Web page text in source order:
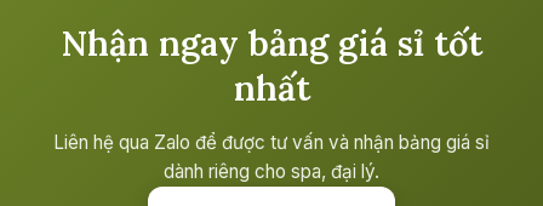
Nhận ngay bảng giá sỉ tốt
nhất
Liên hệ qua Zalo để được tư vấn và nhận bảng giá sỉ
dành riêng cho spa, đại lý.